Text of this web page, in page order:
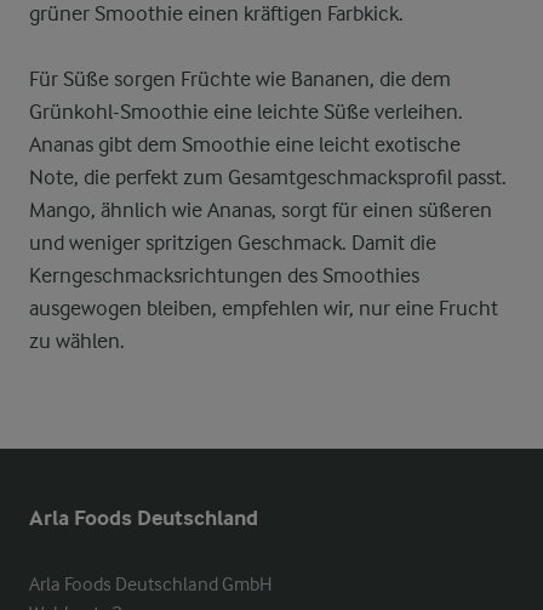
grüner Smoothie einen kräftigen Farbkick.
Für Süße sorgen Früchte wie Bananen, die dem
Grünkohl-Smoothie eine leichte Süße verleihen.
Ananas gibt dem Smoothie eine leicht exotische
Note, die perfekt zum Gesamtgeschmacksprofil passt.
Mango, ähnlich wie Ananas, sorgt für einen süßeren
und weniger spritzigen Geschmack. Damit die
Kerngeschmacksrichtungen des Smoothies
ausgewogen bleiben, empfehlen wir, nur eine Frucht
zu wählen.
Arla Foods Deutschland
Arla Foods Deutschland GmbH